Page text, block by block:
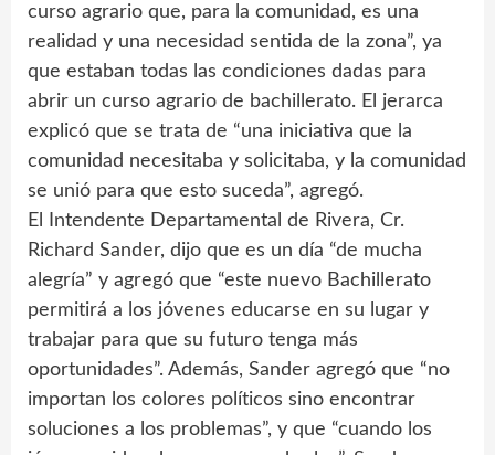
curso agrario que, para la comunidad, es una
realidad y una necesidad sentida de la zona”, ya
que estaban todas las condiciones dadas para
abrir un curso agrario de bachillerato. El jerarca
explicó que se trata de “una iniciativa que la
comunidad necesitaba y solicitaba, y la comunidad
se unió para que esto suceda”, agregó.
El Intendente Departamental de Rivera, Cr.
Richard Sander, dijo que es un día “de mucha
alegría” y agregó que “este nuevo Bachillerato
permitirá a los jóvenes educarse en su lugar y
trabajar para que su futuro tenga más
oportunidades”. Además, Sander agregó que “no
importan los colores políticos sino encontrar
soluciones a los problemas”, y que “cuando los